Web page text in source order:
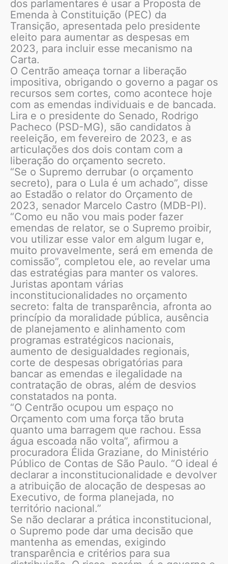
dos parlamentares é usar a Proposta de
Emenda à Constituição (PEC) da
Transição, apresentada pelo presidente
eleito para aumentar as despesas em
2023, para incluir esse mecanismo na
Carta.
O Centrão ameaça tornar a liberação
impositiva, obrigando o governo a pagar os
recursos sem cortes, como acontece hoje
com as emendas individuais e de bancada.
Lira e o presidente do Senado, Rodrigo
Pacheco (PSD-MG), são candidatos à
reeleição, em fevereiro de 2023, e as
articulações dos dois contam com a
liberação do orçamento secreto.
“Se o Supremo derrubar (o orçamento
secreto), para o Lula é um achado”, disse
ao Estadão o relator do Orçamento de
2023, senador Marcelo Castro (MDB-PI).
“Como eu não vou mais poder fazer
emendas de relator, se o Supremo proibir,
vou utilizar esse valor em algum lugar e,
muito provavelmente, será em emenda de
comissão”, completou ele, ao revelar uma
das estratégias para manter os valores.
Juristas apontam várias
inconstitucionalidades no orçamento
secreto: falta de transparência, afronta ao
princípio da moralidade pública, ausência
de planejamento e alinhamento com
programas estratégicos nacionais,
aumento de desigualdades regionais,
corte de despesas obrigatórias para
bancar as emendas e ilegalidade na
contratação de obras, além de desvios
constatados na ponta.
“O Centrão ocupou um espaço no
Orçamento com uma força tão bruta
quanto uma barragem que rachou. Essa
água escoada não volta”, afirmou a
procuradora Élida Graziane, do Ministério
Público de Contas de São Paulo. “O ideal é
declarar a inconstitucionalidade e devolver
a atribuição de alocação de despesas ao
Executivo, de forma planejada, no
território nacional.”
Se não declarar a prática inconstitucional,
o Supremo pode dar uma decisão que
mantenha as emendas, exigindo
transparência e critérios para sua